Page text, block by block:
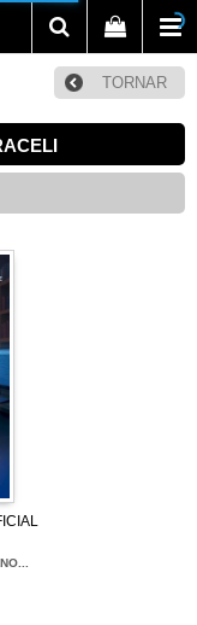
TORNAR